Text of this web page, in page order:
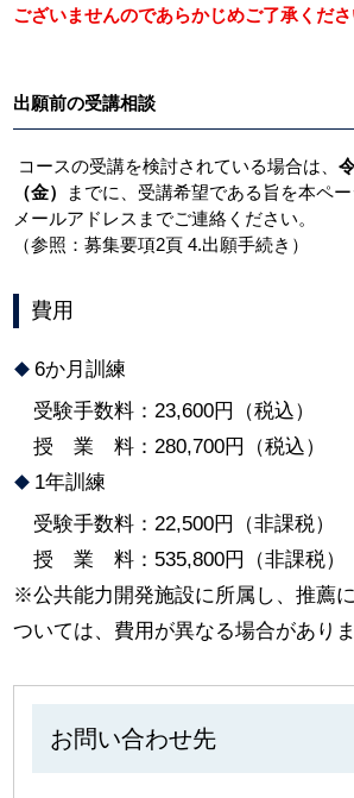
ございませんのであらかじめご了承くださ
出願前の受講相談
コースの受講を検討されている場合は、
（金）
までに、受講希望である旨を本ペ
メールアドレスまでご連絡ください。
（参照：募集要項2頁 4.出願手続き）
費用
6か月訓練
受験手数料：23,600円（税込）
授 業 料：280,700円（税込）
1年訓練
受験手数料：22,500円（非課税）
授 業 料：535,800円（非課税）
※公共能力開発施設に所属し、推薦
ついては、費用が異なる場合がありま
お問い合わせ先